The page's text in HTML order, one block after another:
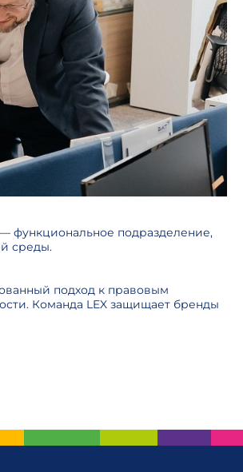
функциональное подразделение,
среды.
подход к правовым
Команда LEX защищает бренды